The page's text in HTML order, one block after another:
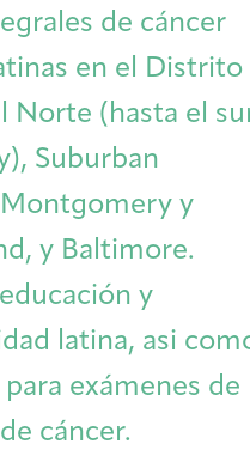
Survivors
Healing Arts
Giving
de cáncer
en el Distrito
Norte (hasta el
Suburban
y
y Baltimore.
y
latina, asi
exámenes de
cáncer.